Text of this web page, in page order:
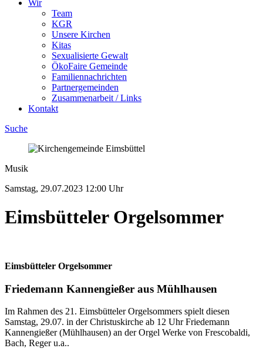
Wir
Team
KGR
Unsere Kirchen
Kitas
Sexualisierte Gewalt
ÖkoFaire Gemeinde
Familiennachrichten
Partnergemeinden
Zusammenarbeit / Links
Kontakt
Suche
Musik
Samstag, 29.07.2023 12:00 Uhr
Eimsbütteler Orgelsommer
Eimsbütteler Orgelsommer
Friedemann Kannengießer aus Mühlhausen
Im Rahmen des 21. Eimsbütteler Orgelsommers spielt diesen
Samstag, 29.07. in der Christuskirche ab 12 Uhr Friedemann
Kannengießer (Mühlhausen) an der Orgel Werke von Frescobaldi,
Bach, Reger u.a..